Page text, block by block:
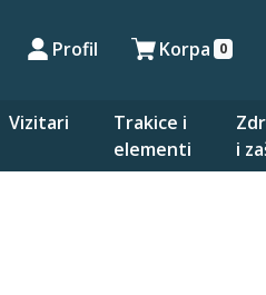
Profil Korpa 0
Vizitari
Trakice i
elementi
i